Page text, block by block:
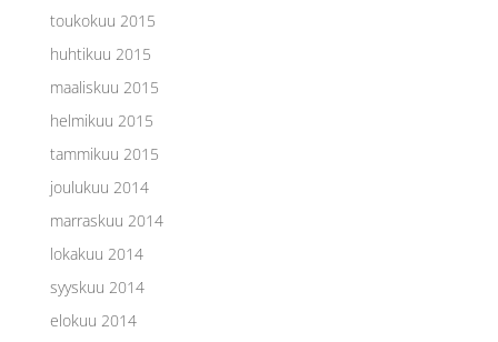
toukokuu 2015
huhtikuu 2015
maaliskuu 2015
helmikuu 2015
tammikuu 2015
joulukuu 2014
marraskuu 2014
lokakuu 2014
syyskuu 2014
elokuu 2014